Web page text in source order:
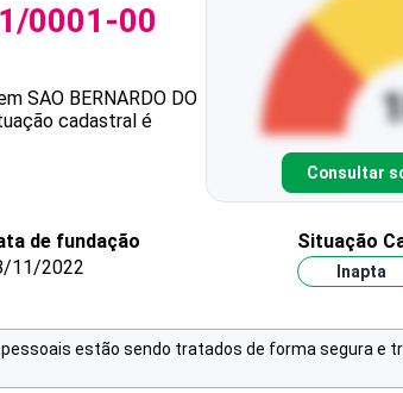
0001-00
SAO BERNARDO DO
cadastral é
Consultar
de fundação
11/2022
Situação
Inapta
pessoais estão sendo tratados de forma segura e